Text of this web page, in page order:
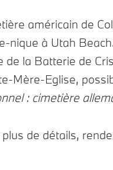
américain de
nique à Utah
de la Batterie de
Mère-Eglise,
: cimetière
plus de détails,